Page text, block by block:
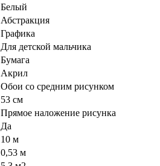
Белый
Абстракция
Графика
Для детской мальчика
Бумага
Акрил
Обои со средним рисунком
53 см
Прямое наложение рисунка
Да
10 м
0,53 м